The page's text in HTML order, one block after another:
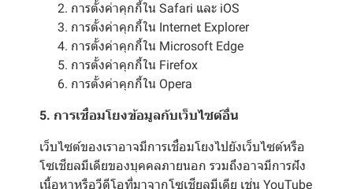
การตั้งค่าคุกกี้ใน Safari และ iOS
การตั้งค่าคุกกี้ใน Internet Explorer
การตั้งค่าคุกกี้ใน Microsoft Edge
การตั้งค่าคุกกี้ใน Firefox
การตั้งค่าคุกกี้ใน Opera
5. การเชื่อมโยงข้อมูลกับเว็บไซต์อื่น
เว็บไซต์ของเราอาจมีการเชื่อมโยงไปยังเว็บไซต์หรือ
โซเชียลมีเดียของบุคคลภายนอก รวมถึงอาจมีการฝัง
เนื้อหาหรือวีดีโอที่มาจากโซเชียลมีเดีย เช่น YouTube